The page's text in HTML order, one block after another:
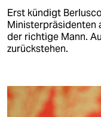
Erst kündigt
Ministerpräsidenten
der richtige Mann.
zurückstehen.